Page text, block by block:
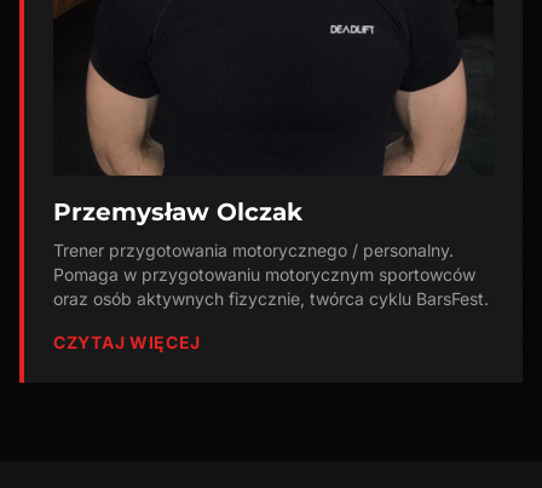
Przemysław Olczak
Trener przygotowania motorycznego / personalny.
Pomaga w przygotowaniu motorycznym sportowców
oraz osób aktywnych fizycznie, twórca cyklu BarsFest.
CZYTAJ WIĘCEJ